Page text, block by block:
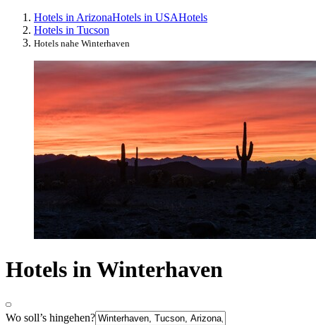
Hotels in ArizonaHotels in USAHotels
Hotels in Tucson
Hotels nahe Winterhaven
Hotels in Winterhaven
Wo soll’s hingehen?